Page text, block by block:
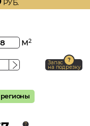
РУБ.
м2
Запас
на подрезку
регионы